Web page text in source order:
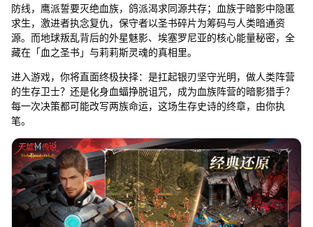
防线，鹰派誓要灭绝血族，鸽派渴求同源共存；血族于暗影中隐匿
求生，激进者执念复仇，保守者以圣书碎片为筹码与人类暗通资
源。而地球叛乱背后的外星魅影、埃塞罗尼亚的核心能量秘密，全
藏在「血之圣书」与莉莉斯灵魂的真相里。
进入游戏，你将直面终极抉择：是扛起银刃坚守光明，做人类阵营
的生存卫士？还是化身血蝠挣脱诅咒，成为血族阵营的暗影猎手？
每一次决策都可能改写两族命运，这场生存史诗的终章，由你执
笔。